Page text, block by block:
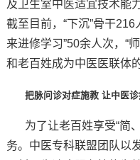
及卫生室中医适宜技术能
截至目前，“下沉”骨干216
来进修学习”50余人次，“
和老百姓成为中医医联体
把脉问诊对症施教 让中医
为了让老百姓享受“简
务。中医专科联盟团队以